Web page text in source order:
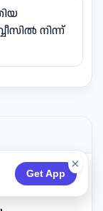
Get App
×
നിന്ന്